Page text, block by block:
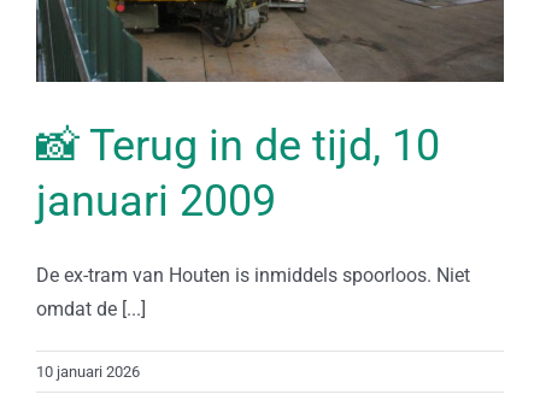
📸 Terug in de tijd, 10
januari 2009
De ex-tram van Houten is inmiddels spoorloos. Niet
omdat de [...]
10 januari 2026